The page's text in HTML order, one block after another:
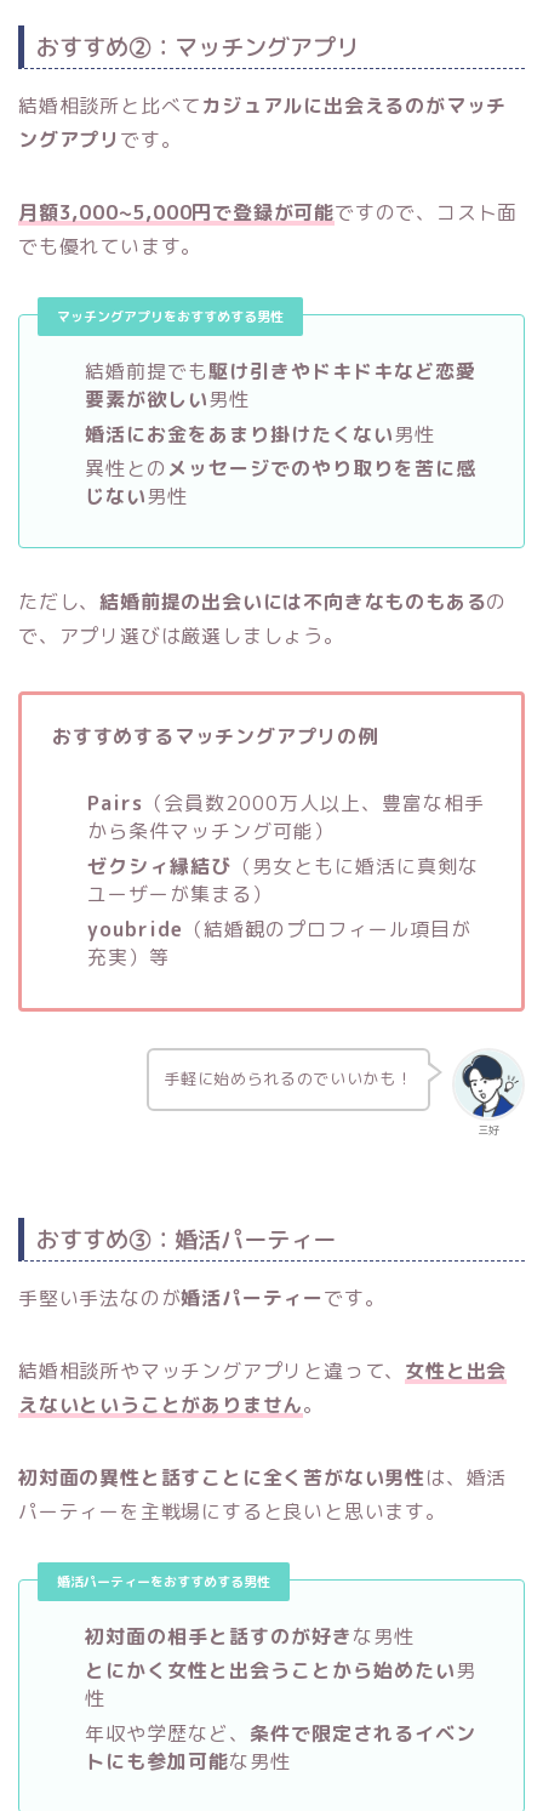
おすすめ②：マッチングアプリ
結婚相談所と比べてカジュアルに出会えるのがマッチ
ングアプリ です。
月額3,000~5,000円で登録が可能ですので、コスト面
でも優れています。
マッチングアプリをおすすめする男性
結婚前提でも駆け引きやドキドキなど恋愛
要素が欲しい男性
婚活にお金をあまり掛けたくない男性
異性との メッセージでのやり取りを苦に感
じない男性
ただし、結婚前提の出会いには不向きなものもあるの
で、アプリ選びは厳選しましょう。
おすすめするマッチングアプリの例
Pairs （会員数2000万人以上、豊富な相手
から条件マッチング可能）
ゼクシィ縁結び （男女ともに婚活に真剣な
ユーザーが集まる）
youbride （結婚観のプロフィール項目が
充実）等
三好
手軽に始められるのでいいかも！
おすすめ③：婚活パーティー
手堅い手法なのが婚活パーティーです。
結婚相談所やマッチングアプリと違って、 女性と出会
えないということがありません。
初対面の異性と話すことに全く苦がない男性は、婚活
パーティーを主戦場にすると良いと思います。
婚活パーティーをおすすめする男性
初対面の相手と話すのが好きな男性
とにかく女性と出会うことから始めたい男
性
年収や学歴など、 条件で限定されるイベン
トにも参加可能な男性